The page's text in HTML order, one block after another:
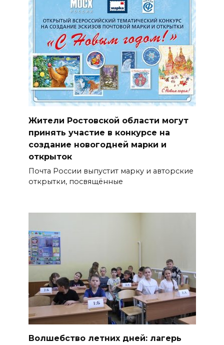
Жители Ростовской области могут
принять участие в конкурсе на
создание новогодней марки и
открыток
Почта России выпустит марку и авторские
открытки, посвящённые
Волшебство летних дней: лагерь